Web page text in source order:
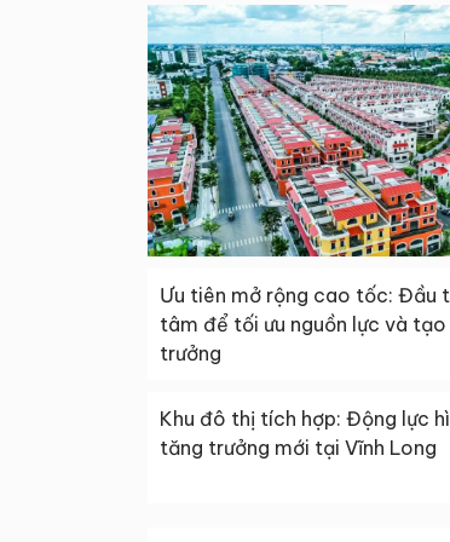
Ưu tiên mở rộng cao tốc: Đầu
tâm để tối ưu nguồn lực và
trưởng
Khu đô thị tích hợp: Động lực
tăng trưởng mới tại Vĩnh Long